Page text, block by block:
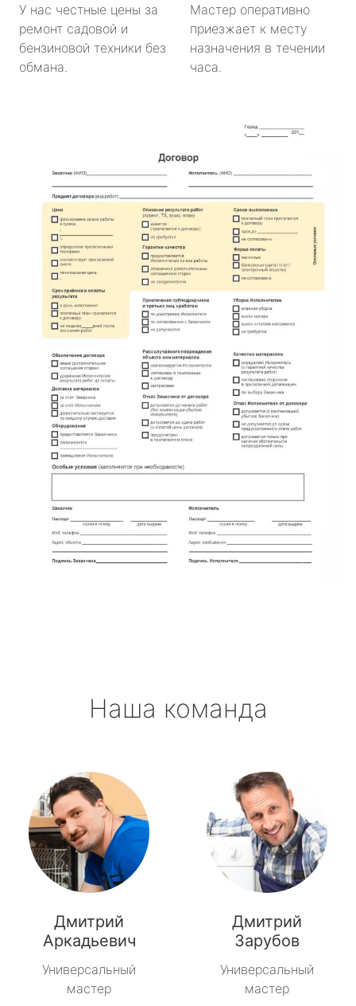
У нас честные цены за
ремонт садовой и
бензиновой техники без
обмана.
Мастер оперативно
приезжает к месту
назначения в течении
часа.
Наша команда
Дмитрий
Аркадьевич
Универсальный
мастер
Дмитрий
Зарубов
Универсальный
мастер